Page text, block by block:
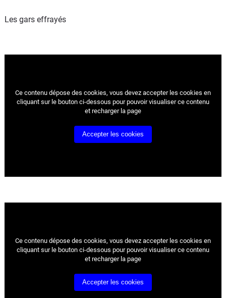
Les gars effrayés
Ce contenu dépose des cookies, vous devez accepter les cookies en
cliquant sur le bouton ci-dessous pour pouvoir visualiser ce contenu
et recharger la page
Accepter les cookies
Ce contenu dépose des cookies, vous devez accepter les cookies en
cliquant sur le bouton ci-dessous pour pouvoir visualiser ce contenu
et recharger la page
Accepter les cookies